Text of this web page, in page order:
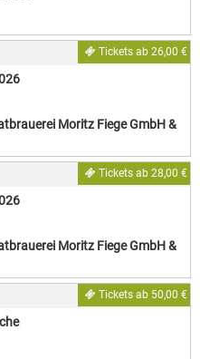
Tickets ab 26,00 €
Moritz Fiege GmbH &
Tickets ab 28,00 €
Moritz Fiege GmbH &
Tickets ab 50,00 €